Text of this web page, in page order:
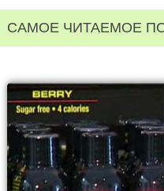
САМОЕ ЧИТАЕМОЕ